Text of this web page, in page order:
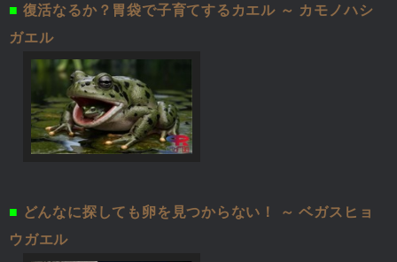
■ 復活なるか？胃袋で子育てするカエル ～ カモノハシ
ガエル
■ どんなに探しても卵を見つからない！ ～ ベガスヒョ
ウガエル